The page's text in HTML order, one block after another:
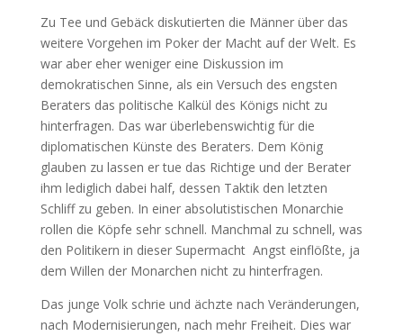
Zu Tee und Gebäck diskutierten die Männer über das
weitere Vorgehen im Poker der Macht auf der Welt. Es
war aber eher weniger eine Diskussion im
demokratischen Sinne, als ein Versuch des engsten
Beraters das politische Kalkül des Königs nicht zu
hinterfragen. Das war überlebenswichtig für die
diplomatischen Künste des Beraters. Dem König
glauben zu lassen er tue das Richtige und der Berater
ihm lediglich dabei half, dessen Taktik den letzten
Schliff zu geben. In einer absolutistischen Monarchie
rollen die Köpfe sehr schnell. Manchmal zu schnell, was
den Politikern in dieser Supermacht Angst einflößte, ja
dem Willen der Monarchen nicht zu hinterfragen.
Das junge Volk schrie und ächzte nach Veränderungen,
nach Modernisierungen, nach mehr Freiheit. Dies war